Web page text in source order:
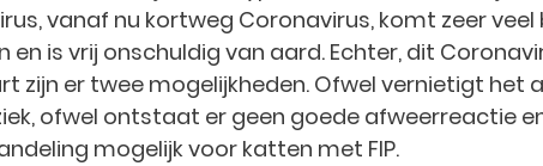
vanaf nu kortweg Coronavirus, komt zeer
is vrij onschuldig van aard. Echter, dit
zijn er twee mogelijkheden. Ofwel vernietigt het
ofwel ontstaat er geen goede afweerreactie
mogelijk voor katten met FIP.